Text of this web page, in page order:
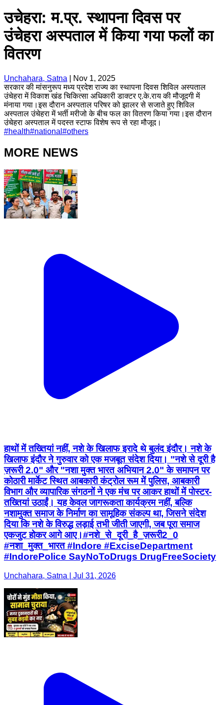
उचेहरा: म.प्र. स्थापना दिवस पर
उंचेहरा अस्पताल में किया गया फलों का
वितरण
Unchahara, Satna
Nov 1, 2025
सरकार की मांसनुरूप मध्य प्रदेश राज्य का स्थापना दिवस शिविल अस्पताल
उंचेहरा में विकाश खंड चिकित्सा अधिकारी डाक्टर ए.के.राय की मौजूदगी में
मंनाया गया।इस दौरान अस्पताल परिषर को झालर से सजाते हुए शिविल
अस्पताल उंचेहरा में भर्ती मरीजो के बीच फल का वितरण किया गया।इस दौरान
उंचेहरा अस्पताल में पदस्त स्टाफ विशेष रूप से रहा मौजूद।
#health#national #others
MORE NEWS
हाथों में तख्तियां नहीं, नशे के खिलाफ इरादे थे बुलंद इंदौर। नशे के
खिलाफ इंदौर ने गुरुवार को एक मजबूत संदेश दिया। "नशे से दूरी है
ज़रूरी 2.0" और "नशा मुक्त भारत अभियान 2.0" के समापन पर
कोठारी मार्केट स्थित आबकारी कंट्रोल रूम में पुलिस, आबकारी
विभाग और व्यापारिक संगठनों ने एक मंच पर आकर हाथों में पोस्टर-
तख्तियां उठाईं। यह केवल जागरूकता कार्यक्रम नहीं, बल्कि
नशामुक्त समाज के निर्माण का सामूहिक संकल्प था, जिसने संदेश
दिया कि नशे के विरुद्ध लड़ाई तभी जीती जाएगी, जब पूरा समाज
एकजुट होकर आगे आए।#नशे_से_दूरी_है_ज़रूरी2_0
#नशा_मुक्त_भारत #Indore #ExciseDepartment
#IndorePolice SayNoToDrugs DrugFreeSociety
Unchahara, Satna | Jul 31, 2026